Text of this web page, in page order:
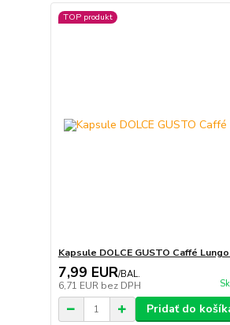
TOP produkt
Kapsule DOLCE GUSTO Caffé
7,99 EUR/BAL.
6,71 EUR bez DPH
Pridať do